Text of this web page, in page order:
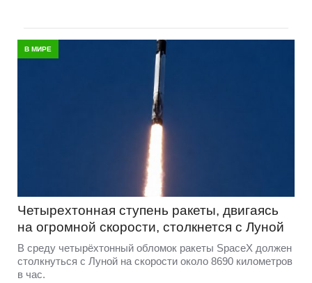
В МИРЕ
Четырехтонная ступень ракеты, двигаясь
на огромной скорости, столкнется с Луной
В среду четырёхтонный обломок ракеты SpaceX должен
столкнуться с Луной на скорости около 8690 километров
в час.